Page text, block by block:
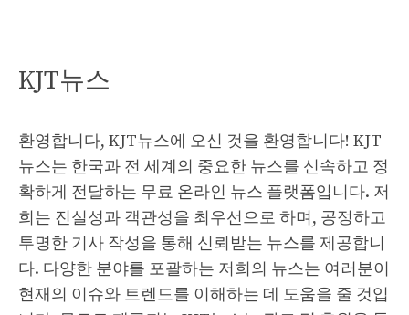
KJT뉴스
환영합니다, KJT뉴스에 오신 것을 환영합니다! KJT
뉴스는 한국과 전 세계의 중요한 뉴스를 신속하고 정
확하게 전달하는 무료 온라인 뉴스 플랫폼입니다. 저
희는 진실성과 객관성을 최우선으로 하며, 공정하고
투명한 기사 작성을 통해 신뢰받는 뉴스를 제공합니
다. 다양한 분야를 포괄하는 저희의 뉴스는 여러분이
현재의 이슈와 트렌드를 이해하는 데 도움을 줄 것입